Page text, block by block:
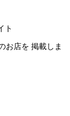
ト
お店を 掲載しま